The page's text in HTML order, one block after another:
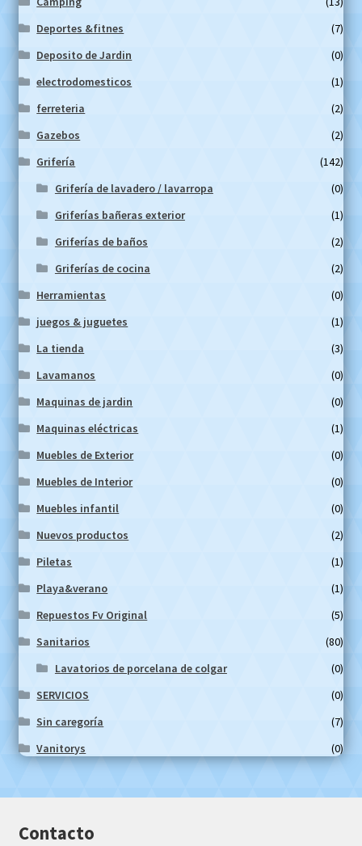
Deportes &fitnes
(7)
Deposito de Jardin
(0)
electrodomesticos
(1)
ferreteria
(2)
Gazebos
(2)
Grifería
(142)
Grifería de lavadero / lavarropa
(0)
Griferías bañeras exterior
(1)
Griferías de baños
(2)
Griferías de cocina
(2)
Herramientas
(0)
juegos & juguetes
(1)
La tienda
(3)
Lavamanos
(0)
Maquinas de jardin
(0)
Maquinas eléctricas
(1)
Muebles de Exterior
(0)
Muebles de Interior
(0)
Muebles infantil
(0)
Nuevos productos
(2)
Piletas
(1)
Playa&verano
(1)
Repuestos Fv Original
(5)
Sanitarios
(80)
Lavatorios de porcelana de colgar
(0)
SERVICIOS
(0)
Sin caregoría
(7)
Vanitorys
(0)
Contacto